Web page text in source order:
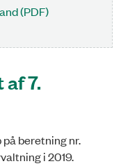
(PDF)
7.
beretning nr.
i 2019.